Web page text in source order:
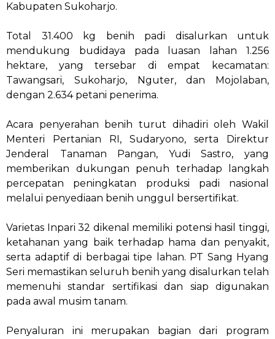
Kabupaten Sukoharjo.
Total 31.400 kg benih padi disalurkan untuk
mendukung budidaya pada luasan lahan 1.256
hektare, yang tersebar di empat kecamatan:
Tawangsari, Sukoharjo, Nguter, dan Mojolaban,
dengan 2.634 petani penerima.
Acara penyerahan benih turut dihadiri oleh Wakil
Menteri Pertanian RI, Sudaryono, serta Direktur
Jenderal Tanaman Pangan, Yudi Sastro, yang
memberikan dukungan penuh terhadap langkah
percepatan peningkatan produksi padi nasional
melalui penyediaan benih unggul bersertifikat.
Varietas Inpari 32 dikenal memiliki potensi hasil tinggi,
ketahanan yang baik terhadap hama dan penyakit,
serta adaptif di berbagai tipe lahan. PT Sang Hyang
Seri memastikan seluruh benih yang disalurkan telah
memenuhi standar sertifikasi dan siap digunakan
pada awal musim tanam.
Penyaluran ini merupakan bagian dari program